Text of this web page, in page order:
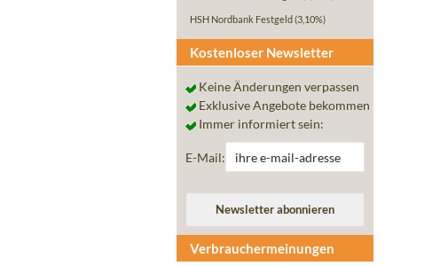
HSH Nordbank Festgeld (3,10%)
Kostenloser Newsletter
Keine Änderungen verpassen
Exklusive Angebote bekommen
Immer informiert sein:
E-Mail:
Verbrauchermeinungen